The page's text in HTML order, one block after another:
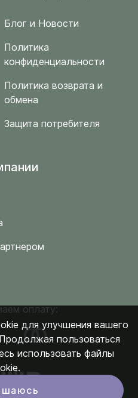
Блог и Новости
Политика
конфиденциальности
Политика возврата и
обмена
Защита потребителя
оплату:
для улучшения вашего
пользоваться
использовать файлы